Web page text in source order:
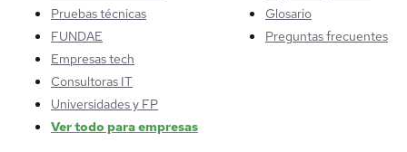
Pruebas técnicas
FUNDAE
Empresas tech
Consultoras IT
Universidades y FP
Ver todo para empresas
Glosario
Preguntas frecuentes